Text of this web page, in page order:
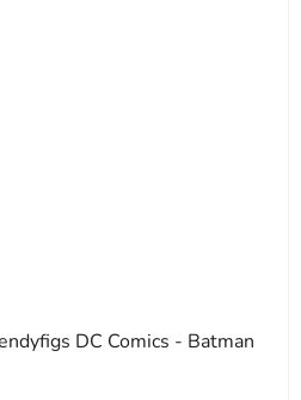
DC Comics - Batman